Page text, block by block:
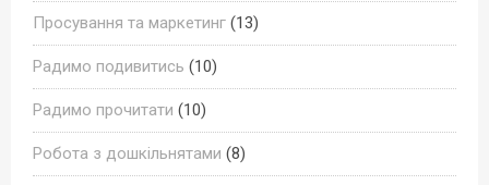
Просування та маркетинг (13)
Радимо подивитись (10)
Радимо прочитати (10)
Робота з дошкільнятами (8)